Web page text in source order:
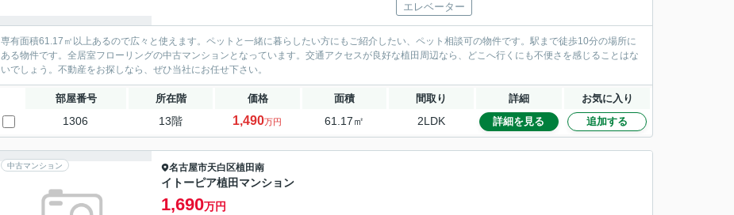
エレベーター
専有面積61.17㎡以上あるので広々と使えます。ペットと一緒に暮らしたい方にもご紹介したい、ペット相談可の物件です。駅まで徒歩10分の場所に
ある物件です。全居室フローリングの中古マンションとなっています。交通アクセスが良好な植田周辺なら、どこへ行くにも不便さを感じることはな
いでしょう。不動産をお探しなら、ぜひ当社にお任せ下さい。
部屋番号 所在階 価格 面積 間取り 詳細 お気に入り
1306 13階 1,490万円 61.17㎡ 2LDK 詳細を見る 追加する
中古マンション 名古屋市天白区植田南
イトーピア植田マンション
1,690万円